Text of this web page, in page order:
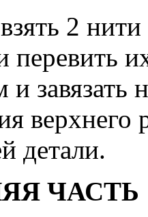
взять 2
перевить
и завязать
верхнего
детали.
ЧАСТЬ